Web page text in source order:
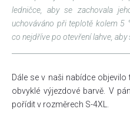
ledničce, aby se zachovala
uchováváno při teplotě kolem 5
co nejdříve po otevření lahve,
Dále se v naši nabídce
obvyklé výjezdové barvě. V
pořídit v rozměrech S-4XL.